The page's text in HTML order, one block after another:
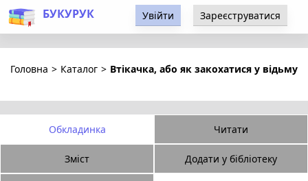
БУКУРУК Увійти Зареєструватися
Головна > Каталог > Втікачка, або як закохатися у відьму
Обкладинка Читати
Зміст Додати у бібліотеку